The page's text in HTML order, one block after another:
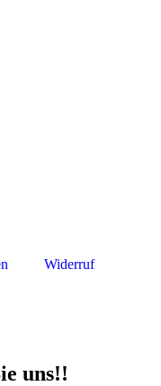
Widerruf
uns!!